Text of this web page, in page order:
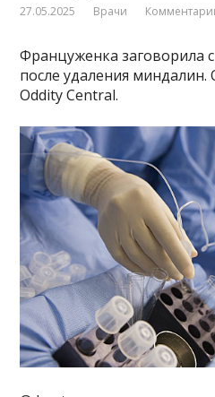
27.05.2025 Врачи
Француженка заговорила
после удаления
Oddity Central.